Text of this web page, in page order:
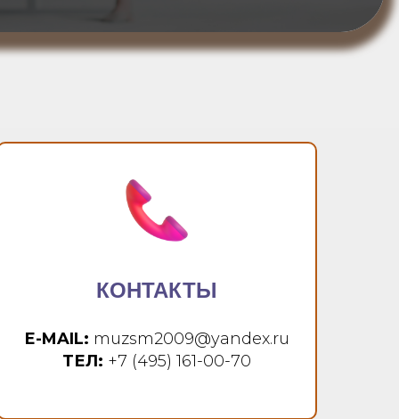
КОНТАКТЫ
E-MAIL: muzsm2009@yandex.ru
ТЕЛ: +7 (495) 161-00-70